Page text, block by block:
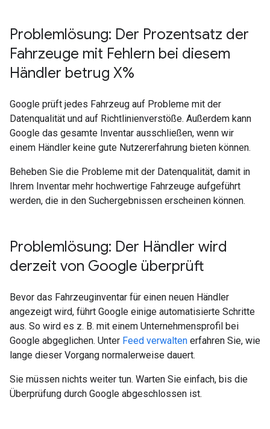
Problemlösung: Der Prozentsatz der
Fahrzeuge mit Fehlern bei diesem
Händler betrug X%
Google prüft jedes Fahrzeug auf Probleme mit der
Datenqualität und auf Richtlinienverstöße. Außerdem kann
Google das gesamte Inventar ausschließen, wenn wir
einem Händler keine gute Nutzererfahrung bieten können.
Beheben Sie die Probleme mit der Datenqualität, damit in
Ihrem Inventar mehr hochwertige Fahrzeuge aufgeführt
werden, die in den Suchergebnissen erscheinen können.
Problemlösung: Der Händler wird
derzeit von Google überprüft
Bevor das Fahrzeuginventar für einen neuen Händler
angezeigt wird, führt Google einige automatisierte Schritte
aus. So wird es z. B. mit einem Unternehmensprofil bei
Google abgeglichen. Unter Feed verwalten erfahren Sie, wie
lange dieser Vorgang normalerweise dauert.
Sie müssen nichts weiter tun. Warten Sie einfach, bis die
Überprüfung durch Google abgeschlossen ist.